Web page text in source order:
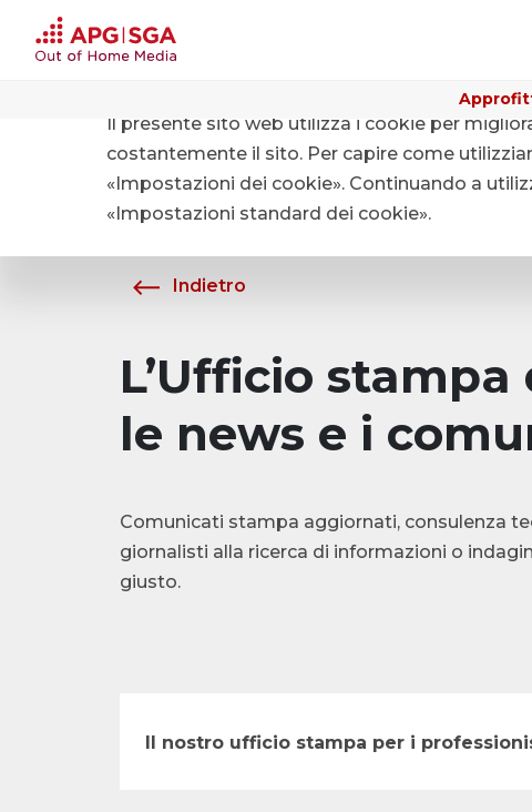
Chi siamo Media
Indietro
L’Ufficio stampa
le news e i
Comunicati stampa aggiornati, consulenza
giornalisti alla ricerca di informazioni o
giusto.
Il nostro ufficio stampa per i
Il presente sito web utilizza i cookie per
costantemente il sito. Per capire come
«Impostazioni dei cookie». Continuando a
«Impostazioni standard dei cookie».